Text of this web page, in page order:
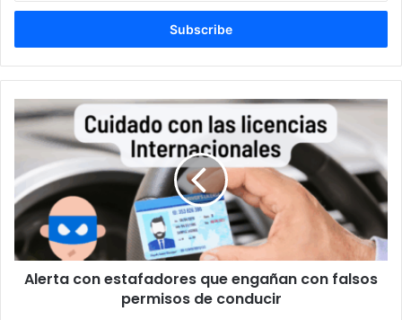
t
r
y
u
r
a
i
l
a
d
A
l
t
a
c
o
n
Alerta con estafadores que engañan con falsos
permisos de conducir